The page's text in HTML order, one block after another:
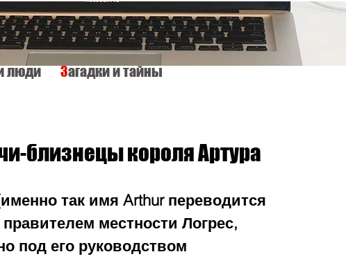
и людиЗагадки и тайны
близнецы короля Артура
так имя Arthur переводится
местности Логрес,
под его руководством